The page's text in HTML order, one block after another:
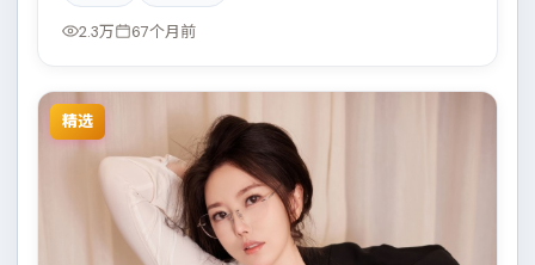
2.3万 67个月前
精选